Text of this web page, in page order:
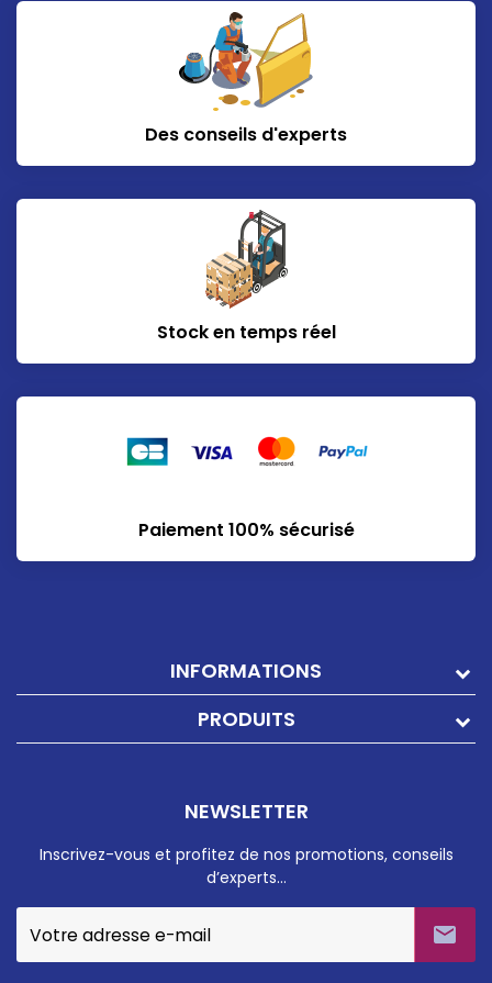
Des conseils d'experts
Stock en temps réel
Paiement 100% sécurisé
INFORMATIONS
PRODUITS
NEWSLETTER
Inscrivez-vous et profitez de nos promotions, conseils
d’experts…
